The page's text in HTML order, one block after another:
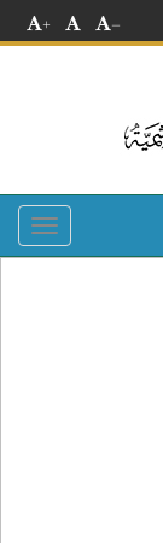
+
Toggle
navigation